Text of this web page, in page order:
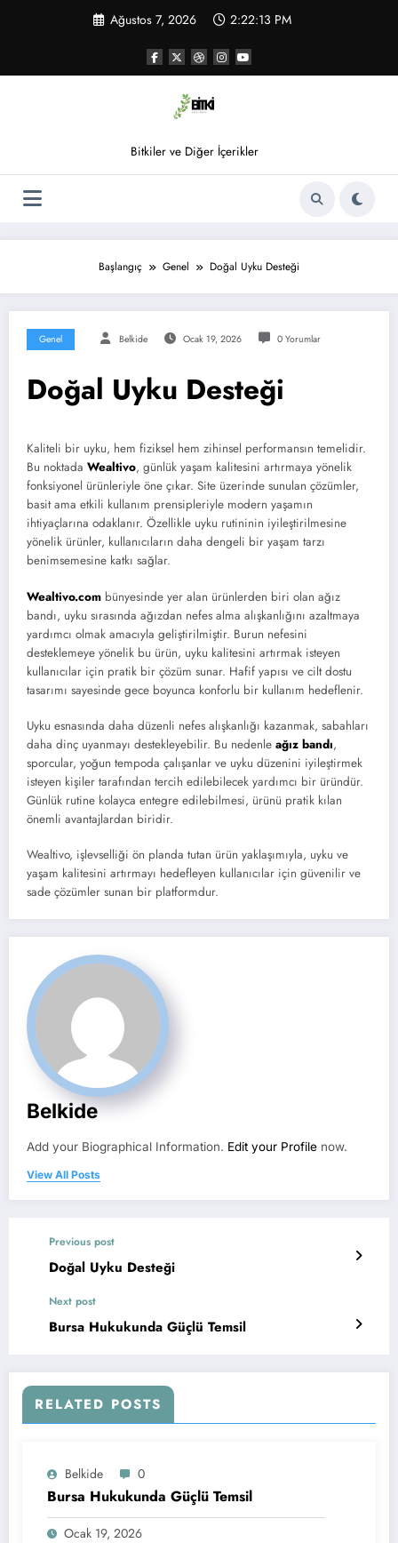
Ağustos 7, 2026 2:22:14 PM
Bitkiler ve Diğer İçerikler
Başlangıç Genel Doğal Uyku Desteği
Genel Belkide Ocak 19, 2026 0 Yorumlar
Doğal Uyku Desteği
Kaliteli bir uyku, hem fiziksel hem zihinsel performansın temelidir.
Bu noktada Wealtivo, günlük yaşam kalitesini artırmaya yönelik
fonksiyonel ürünleriyle öne çıkar. Site üzerinde sunulan çözümler,
basit ama etkili kullanım prensipleriyle modern yaşamın
ihtiyaçlarına odaklanır. Özellikle uyku rutininin iyileştirilmesine
yönelik ürünler, kullanıcıların daha dengeli bir yaşam tarzı
benimsemesine katkı sağlar.
Wealtivo.com bünyesinde yer alan ürünlerden biri olan ağız
bandı, uyku sırasında ağızdan nefes alma alışkanlığını azaltmaya
yardımcı olmak amacıyla geliştirilmiştir. Burun nefesini
desteklemeye yönelik bu ürün, uyku kalitesini artırmak isteyen
kullanıcılar için pratik bir çözüm sunar. Hafif yapısı ve cilt dostu
tasarımı sayesinde gece boyunca konforlu bir kullanım hedeflenir.
Uyku esnasında daha düzenli nefes alışkanlığı kazanmak, sabahları
daha dinç uyanmayı destekleyebilir. Bu nedenle ağız bandı,
sporcular, yoğun tempoda çalışanlar ve uyku düzenini iyileştirmek
isteyen kişiler tarafından tercih edilebilecek yardımcı bir üründür.
Günlük rutine kolayca entegre edilebilmesi, ürünü pratik kılan
önemli avantajlardan biridir.
Wealtivo, işlevselliği ön planda tutan ürün yaklaşımıyla, uyku ve
yaşam kalitesini artırmayı hedefleyen kullanıcılar için güvenilir ve
sade çözümler sunan bir platformdur.
Belkide
Add your Biographical Information. Edit your Profile now.
View All Posts
Previous post
Doğal Uyku Desteği
Next post
Bursa Hukukunda Güçlü Temsil
RELATED POSTS
Belkide 0
Bursa Hukukunda Güçlü Temsil
Ocak 19, 2026